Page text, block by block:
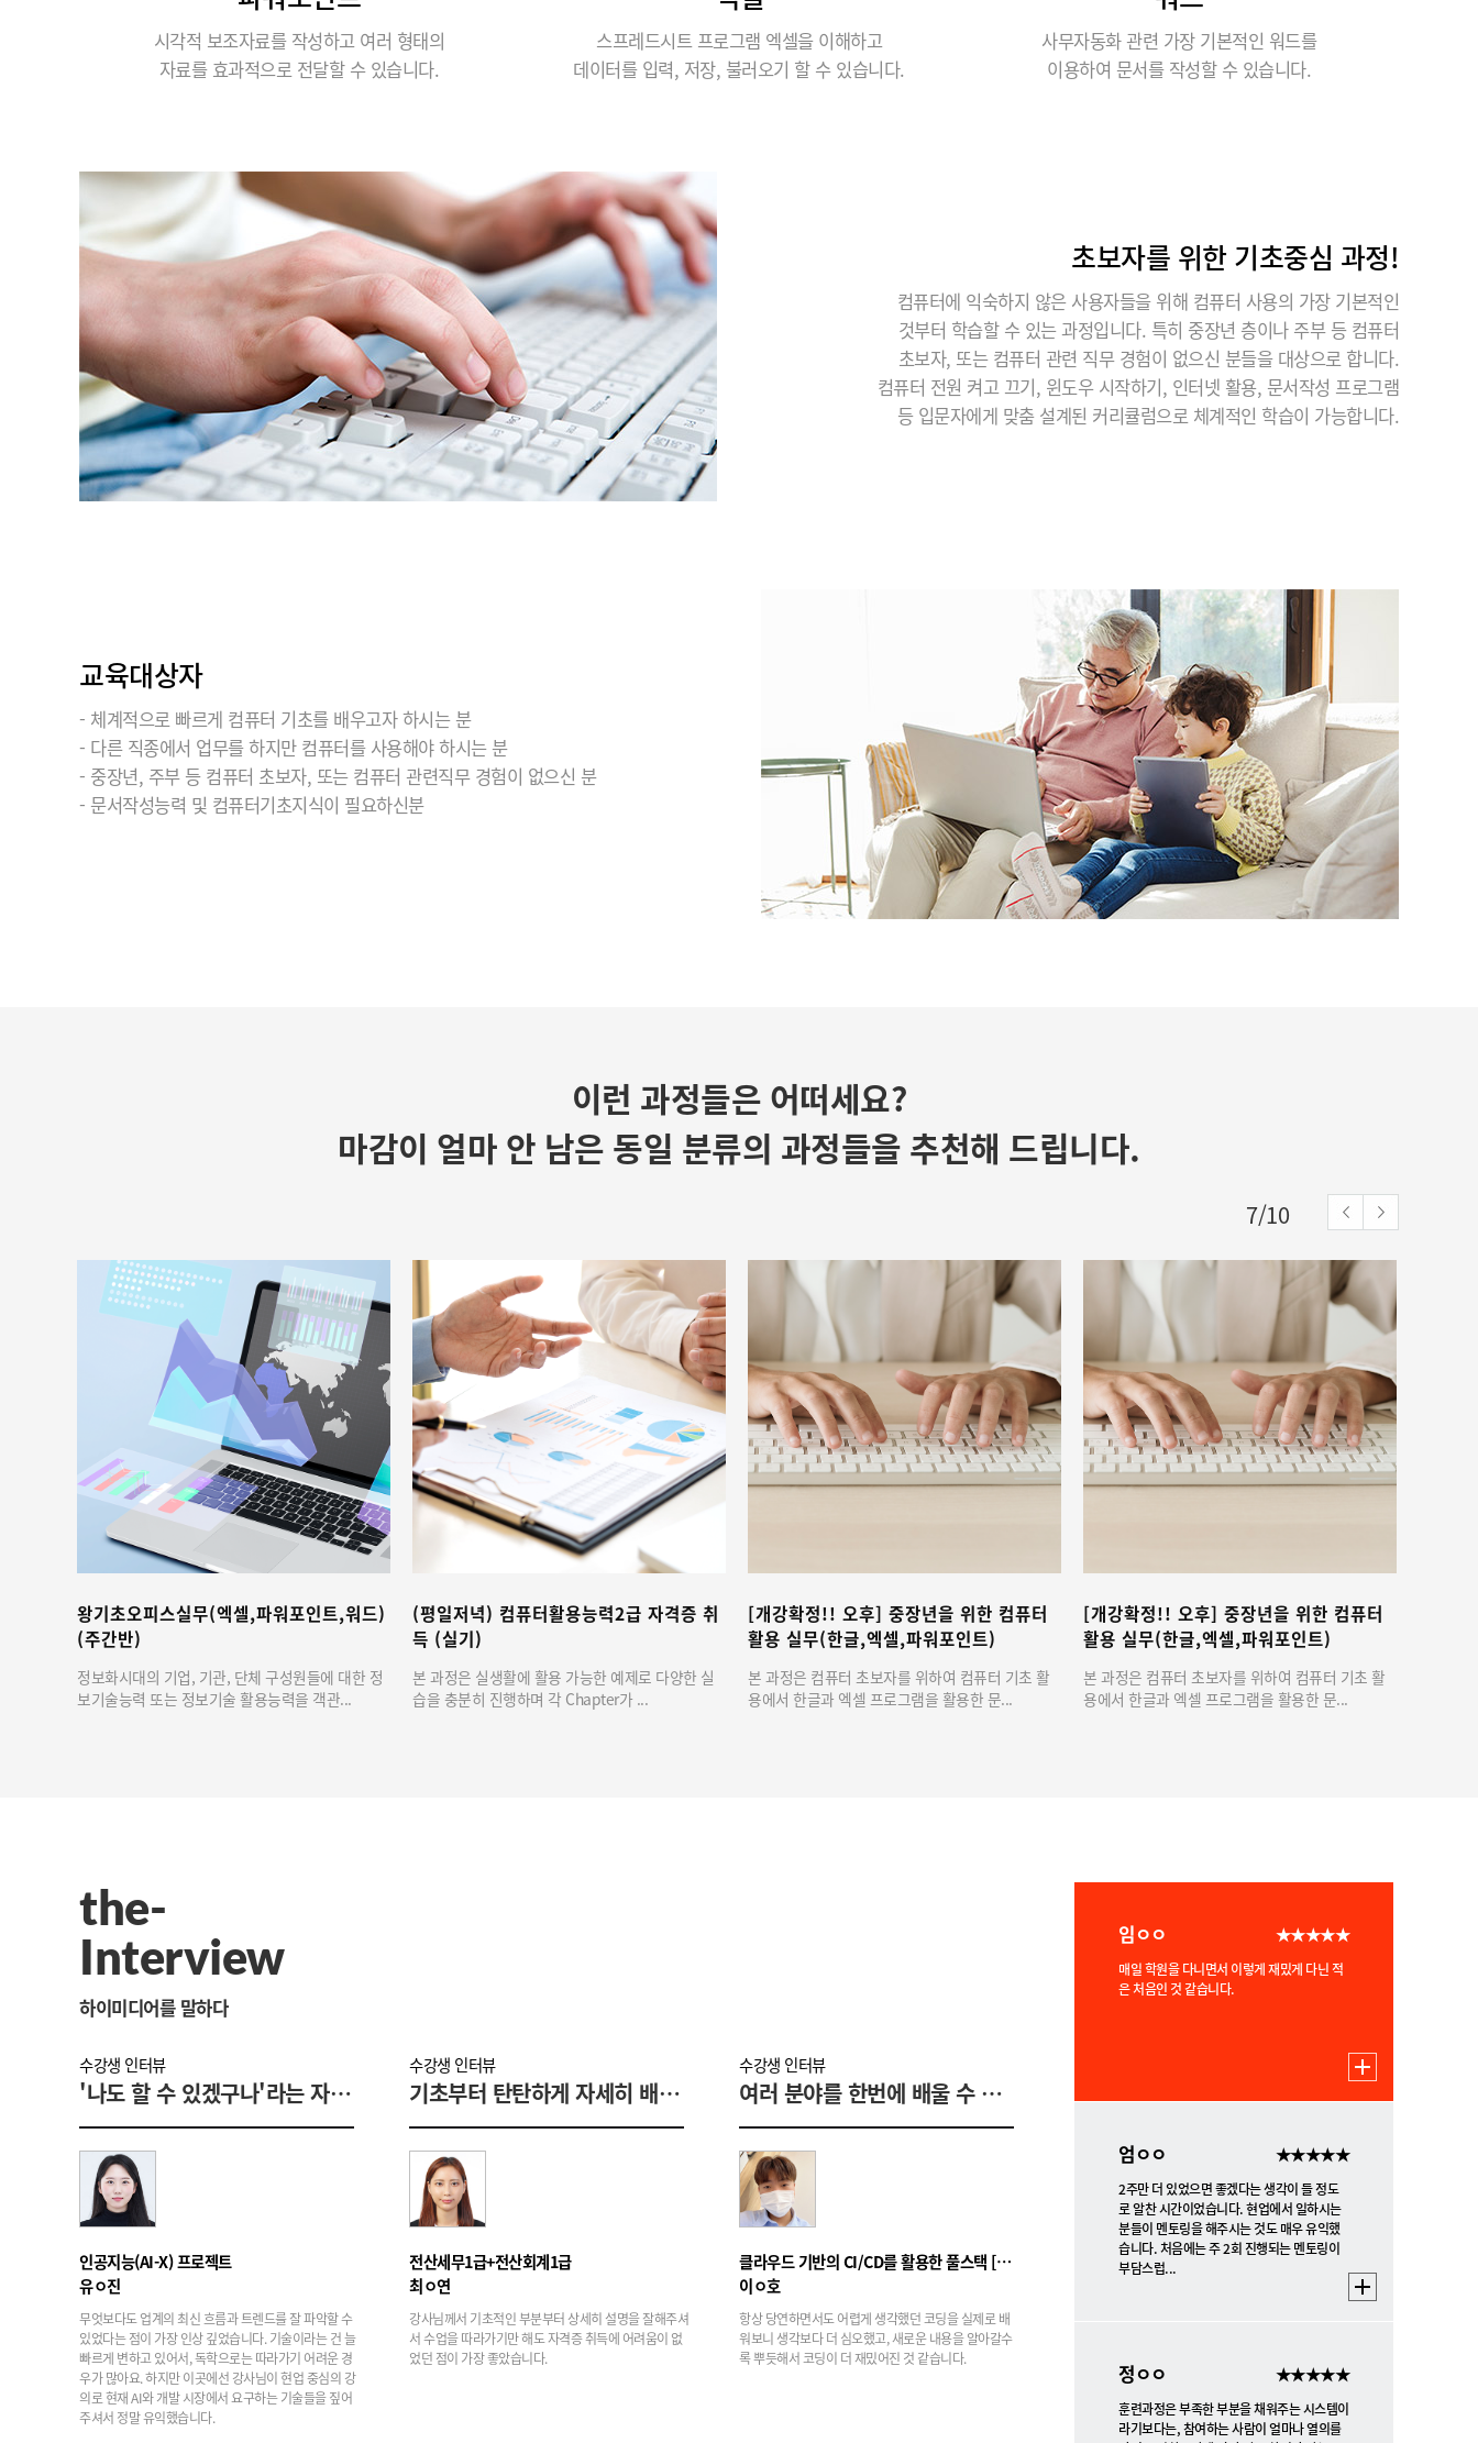
시각적 보조자료를 작성하고 여러 형태의
자료를 효과적으로 전달할 수 있습니다.
스프레드시트 프로그램 엑셀을 이해하고
데이터를 입력, 저장, 불러오기 할 수 있습니다.
사무자동화 관련 가장 기본적인 워드를
이용하여 문서를 작성할 수 있습니다.
초보자를 위한 기초중심 과정!
컴퓨터에 익숙하지 않은 사용자들을 위해 컴퓨터 사용의 가장 기본적인
것부터 학습할 수 있는 과정입니다. 특히 중장년 층이나 주부 등 컴퓨터
초보자, 또는 컴퓨터 관련 직무 경험이 없으신 분들을 대상으로 합니다.
컴퓨터 전원 켜고 끄기, 윈도우 시작하기, 인터넷 활용, 문서작성 프로그램
등 입문자에게 맞춤 설계된 커리큘럼으로 체계적인 학습이 가능합니다.
교육대상자
- 체계적으로 빠르게 컴퓨터 기초를 배우고자 하시는 분
- 다른 직종에서 업무를 하지만 컴퓨터를 사용해야 하시는 분
- 중장년, 주부 등 컴퓨터 초보자, 또는 컴퓨터 관련직무 경험이 없으신 분
- 문서작성능력 및 컴퓨터기초지식이 필요하신분
이런 과정들은 어떠세요?
마감이 얼마 안 남은 동일 분류의 과정들을 추천해 드립니다.
8/10
실무(엑셀,파워포인트,워드)
기업, 기관, 단체 구성원들에 대한 정
는 정보기술 활용능력을 객관...
(평일저녁) 컴퓨터활용능력2급 자격증 취
본 과정은 실생활에 활용 가능한 예제로 다양한 실
습을 충분히 진행하며 각 Chapter가 ...
[개강확정!! 오후] 중장년을 위한 컴퓨터
활용 실무(한글,엑셀,파워포인트)
본 과정은 컴퓨터 초보자를 위하여 컴퓨터 기초 활
용에서 한글과 엑셀 프로그램을 활용한 문...
[개강확정!! 오후] 중장년을 위한 컴퓨터
활용 실무(한글,엑셀,파워포인트)
본 과정은 컴퓨터 초보자를 위하여 컴퓨터 기초 활
용에서 한글과 엑셀 프로그램을 활용한 문...
자격증_(컴활2급)컴퓨터활
셀)필기+실기
영업, 재무, 생산 등의 분야에 대한
데이터 관리를 할 수 있는 사무자동
the-
Interview
하이미디어를 말하다
수강생 인터뷰
'나도 할 수 있겠구나'라는 자신감이 생겼어요
인공지능(AI-X) 프로젝트
유ㅇ진
무엇보다도 업계의 최신 흐름과 트렌드를 잘 파악할 수
있었다는 점이 가장 인상 깊었습니다. 기술이라는 건 늘
빠르게 변하고 있어서, 독학으로는 따라가기 어려운 경
우가 많아요. 하지만 이곳에선 강사님이 현업 중심의 강
의로 현재 AI와 개발 시장에서 요구하는 기술들을 짚어
주셔서 정말 유익했습니다.
수강생 인터뷰
기초부터 탄탄하게 자세히 배울 수 있는 과정!
전산세무1급+전산회계1급
최ㅇ연
강사님께서 기초적인 부분부터 상세히 설명을 잘해주셔
서 수업을 따라가기만 해도 자격증 취득에 어려움이 없
었던 점이 가장 좋았습니다.
수강생 인터뷰
여러 분야를 한번에 배울 수 있어 흥미로운 과정!
클라우드 기반의 CI/CD를 활용한 풀스택 [자바, 뷰, 플러터] 개발자
이ㅇ호
항상 당연하면서도 어렵게 생각했던 코딩을 실제로 배
워보니 생각보다 더 심오했고, 새로운 내용을 알아갈수
록 뿌듯해서 코딩이 더 재밌어진 것 같습니다.
안ㅇㅇ ★★★★★
우선 저희 팀을 위해 애써주신 서일근 멘토님
유ㅇㅇ ★★★★★
선생님께서 업무와 관련된 실무 지식도 풍부
하게 알려주셔서 실제 현장에서 바로 활용할
수 있도록 많은 연습과 학습을 지도해 주셨습
니다. 기초 부분도 꼼꼼하게 가르쳐 주시고,
실무에서...
최ㅇㅇ ★★★★★
처음에 수업 못 따라갈까봐 걱정했는데 강사
님께서 차근차근 가르쳐주셔서 금방 이해하고
익혔습니다 후에 다른 자격증 취득하게 될때
라니 시간이 순삭된 느낌입니다. 매일 새로운
세상을 맛보게 해주시고 너무 너무 소중한 시
간이었...
이설 ★
저는 1-2달전 이 학원에서 수강을 했던 수강생
으로, 당시 담당 선생님께서 “노트북은 아무
모델이나 구매해도 설치를 도와주겠다”, “공
부하다가 궁금한 점은 이메일로 문의해도 된
다”...
오ㅇㅇ ★★★★★
수 있었고 협업과 소통이 업무에 어떠한 영향
는 ...
황ㅇㅇ ★★★★★
임ㅇㅇ ★★★★★
매일 학원을 다니면서 이렇게 재밌게 다닌 적
은 처음인 것 같습니다.
엄ㅇㅇ ★★★★★
2주만 더 있었으면 좋겠다는 생각이 들 정도
로 알찬 시간이었습니다. 현업에서 일하시는
분들이 멘토링을 해주시는 것도 매우 유익했
습니다. 처음에는 주 2회 진행되는 멘토링이
부담스럽...
정ㅇㅇ ★★★★★
훈련과정은 부족한 부분을 채워주는 시스템이
라기보다는, 참여하는 사람이 얼마나 열의를